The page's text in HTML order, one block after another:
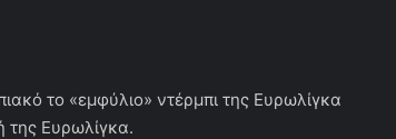
το «εμφύλιο» ντέρμπι της Ευρωλίγκα
της Ευρωλίγκα.